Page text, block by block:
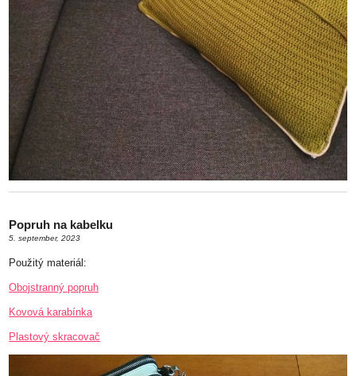
Popruh na kabelku
5. september, 2023
Použitý materiál:
Obojstranný popruh
Kovová karabínka
Plastový skracovač